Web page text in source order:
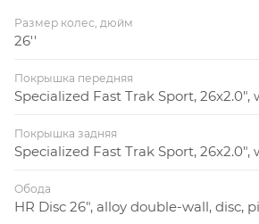
Размер колес, дюйм
26''
Покрышка передняя
Specialized Fast Trak Sport, 26x2.0",
Покрышка задняя
Specialized Fast Trak Sport, 26x2.0",
Обода
HR Disc 26", alloy double-wall, disc,